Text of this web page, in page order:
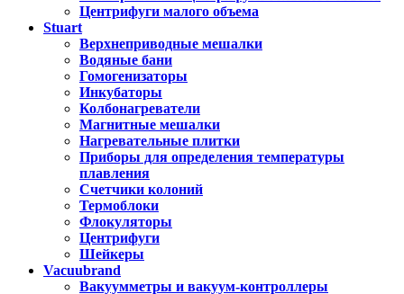
Центрифуги малого объема
Stuart
Верхнеприводные мешалки
Водяные бани
Гомогенизаторы
Инкубаторы
Колбонагреватели
Магнитные мешалки
Нагревательные плитки
Приборы для определения температуры
плавления
Счетчики колоний
Термоблоки
Флокуляторы
Центрифуги
Шейкеры
Vacuubrand
Вакуумметры и вакуум-контроллеры